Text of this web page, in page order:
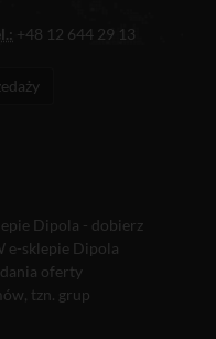
+48 12 644 29 13
Dipola - dobierz
e-sklepie Dipola
oferty
tzn. grup